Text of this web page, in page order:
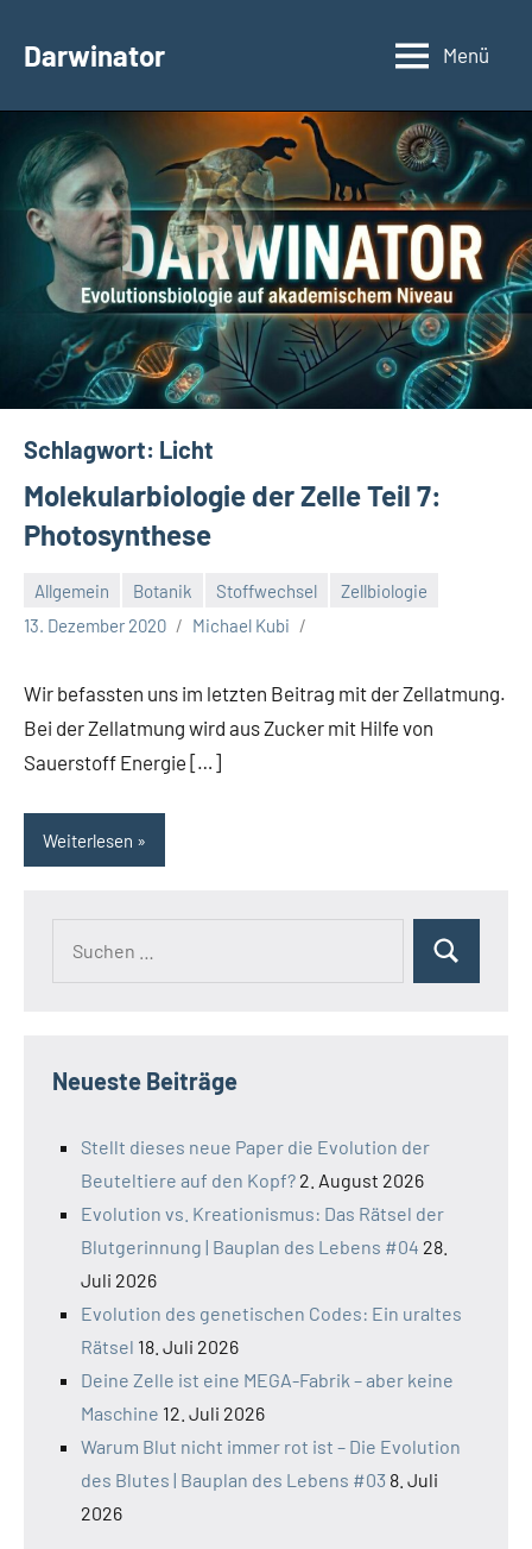
InhaltDarwinator
Evolutionsbiologie
Menü
Schlagwort: Licht
Molekularbiologie der Zelle Teil 7:
Photosynthese
Allgemein Botanik Stoffwechsel
Zellbiologie
13. Dezember 2020
Michael Kubi
Wir befassten uns im letzten Beitrag mit der Zellatmung.
Bei der Zellatmung wird aus Zucker mit Hilfe von
Sauerstoff Energie […]
Weiterlesen
Suchen
Neueste Beiträge
Stellt dieses neue Paper die Evolution der
Beuteltiere auf den Kopf? 2. August 2026
Evolution vs. Kreationismus: Das Rätsel der
Blutgerinnung | Bauplan des Lebens #04 28.
Juli 2026
Evolution des genetischen Codes: Ein uraltes
Rätsel 18. Juli 2026
Deine Zelle ist eine MEGA-Fabrik – aber keine
Maschine 12. Juli 2026
Warum Blut nicht immer rot ist – Die Evolution
des Blutes | Bauplan des Lebens #03 8. Juli
2026